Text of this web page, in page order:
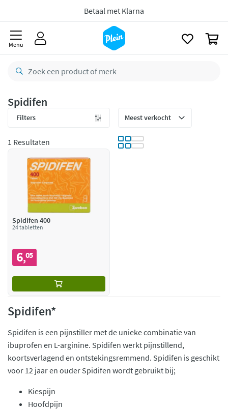
CO2 neutraal
Menu
Spidifen
Filters
1 Resultaten
Spidifen 400
24 tabletten
6,05
Spidifen*
Spidifen is een pijnstiller met de unieke combinatie van
ibuprofen en L-arginine. Spidifen werkt pijnstillend,
koortsverlagend en ontstekingsremmend. Spidifen is geschikt
voor 12 jaar en ouder Spidifen wordt gebruikt bij;
Kiespijn
Hoofdpijn